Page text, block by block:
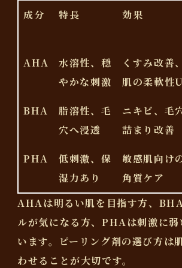
成分 特長 効果
AHA
水溶性、穏
やかな刺激
くすみ改善、
肌の柔軟性
BHA
脂溶性、毛
穴へ浸透
ニキビ、毛
詰まり改善
PHA
低刺激、保
湿力あり
敏感肌向け
角質ケア
AHAは明るい肌を目指す方、
ルが気になる方、PHAは刺激に弱
います。ピーリング剤の選び方は
わせることが大切です。